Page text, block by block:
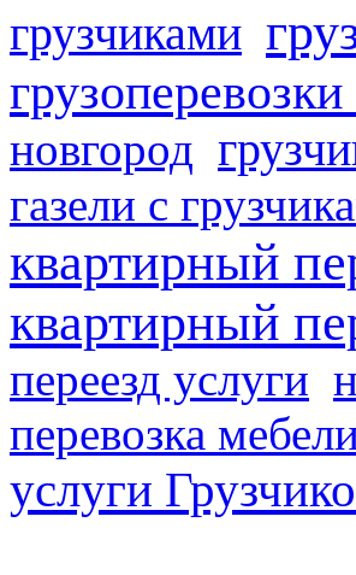
грузчиками
новгород
газели с
квартирный
квартирный
переезд услуги
перевозка
услуги